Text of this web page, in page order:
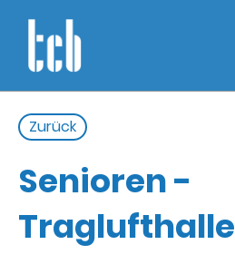
Zurück
Senioren -
Traglufthalle